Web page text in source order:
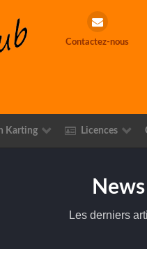
Contactez-nous
Karting Licences
News
Les derniers